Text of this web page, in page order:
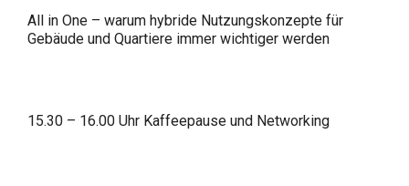
All in One – warum hybride Nutzungskonzepte für
Gebäude und Quartiere immer wichtiger werden
15.30 – 16.00 Uhr Kaffeepause und Networking